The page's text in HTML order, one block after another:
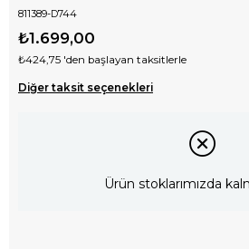
811389-D744
₺1.699,00
₺424,75 'den başlayan taksitlerle
Diğer taksit seçenekleri
Ürün stoklarımızda